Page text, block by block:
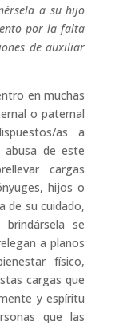
a su hijo
por la falta
de auxiliar
en muchas
o paternal
as a
abusa de este
cargas
hijos o
de su cuidado,
se
a planos
físico,
cargas que
y espíritu
que las